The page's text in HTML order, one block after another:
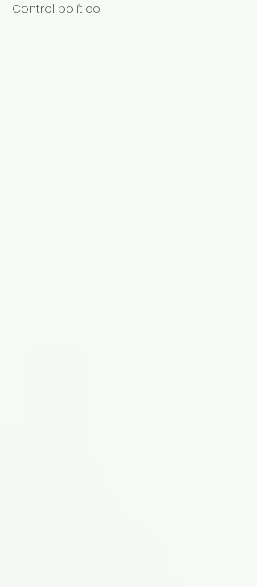
Control político